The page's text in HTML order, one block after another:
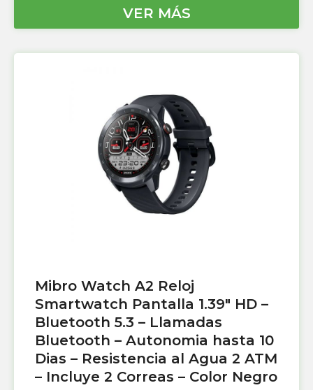
VER MÁS
Mibro Watch A2 Reloj
Smartwatch Pantalla 1.39″ HD –
Bluetooth 5.3 – Llamadas
Bluetooth – Autonomia hasta 10
Dias – Resistencia al Agua 2 ATM
– Incluye 2 Correas – Color Negro